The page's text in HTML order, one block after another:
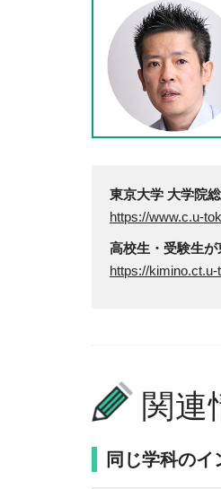
東京大学 大学院
https://www.c.u-
高校生・受験生
https://
関連
同じ学科の